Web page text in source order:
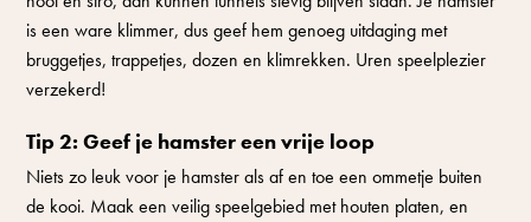
is een ware klimmer, dus geef hem genoeg uitdaging met
bruggetjes, trappetjes, dozen en klimrekken. Uren speelplezier
verzekerd!
Tip 2: Geef je hamster een vrije loop
Niets zo leuk voor je hamster als af en toe een ommetje buiten
de kooi. Maak een veilig speelgebied met houten platen, en